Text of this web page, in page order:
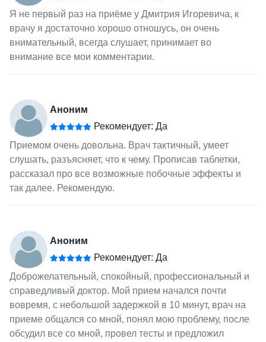
Я не первый раз на приёме у Дмитрия Игоревича, к
врачу я достаточно хорошо отношусь, он очень
внимательный, всегда слушает, принимает во
внимание все мои комментарии.
Аноним
Рекомендует: Да
Приемом очень довольна. Врач тактичный, умеет
слушать, разъясняет, что к чему. Прописав таблетки,
рассказал про все возможные побочные эффекты и
так далее. Рекомендую.
Аноним
Рекомендует: Да
Доброжелательный, спокойный, профессиональный и
справедливый доктор. Мой прием начался почти
вовремя, с небольшой задержкой в 10 минут, врач на
приеме общался со мной, понял мою проблему, после
обсудил все со мной, провел тесты и предложил